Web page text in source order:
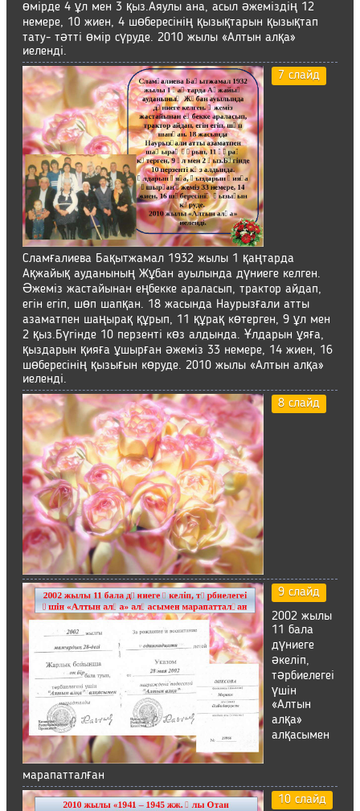
өмірде 4 ұл мен 3 қыз.Аяулы ана, асыл әжеміздің 12
немере, 10 жиен, 4 шөбересінің қызықтарын қызықтап
тату- тәтті өмір сүруде. 2010 жылы «Алтын алқа»
иеленді.
7 слайд
Сламғалиева Бақытжамал 1932 жылы 1 қаңтарда
Ақжайық ауданының Жұбан ауылында дүниеге келген.
Әжеміз жастайынан еңбекке араласып, трактор айдап,
егін егіп, шөп шапқан. 18 жасында Наурызғали атты
азаматпен шаңырақ құрып, 11 құрақ көтерген, 9 ұл мен
2 қыз.Бүгінде 10 перзенті көз алдында. Ұлдарын ұяға,
қыздарын қияға ұшырған әжеміз 33 немере, 14 жиен, 16
шөбересінің қызығын көруде. 2010 жылы «Алтын алқа»
иеленді.
8 слайд
9 слайд
2002 жылы
11 бала
дүниеге
әкеліп,
тәрбиелегеі
үшін
«Алтын
алқа»
алқасымен
марапатталған
10 слайд